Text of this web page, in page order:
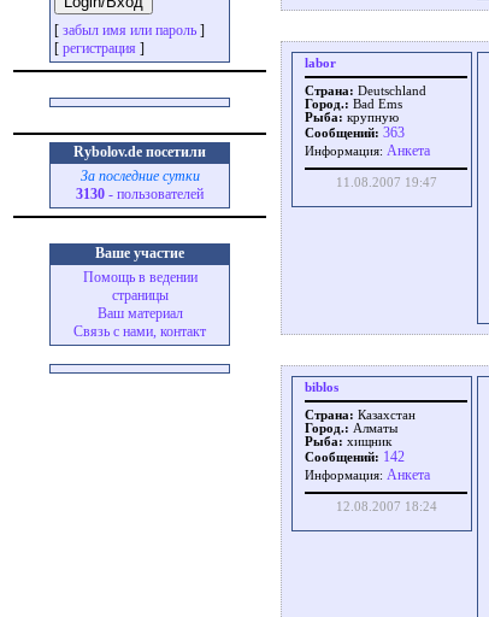
[ забыл имя или пароль ]
[ регистрация ]
Rybolov.de посетили
За последние сутки
3130 - пользователей
Ваше участие
Помощь в ведении
страницы
Ваш материал
Связь с нами, контакт
labor
Страна: Deutschland
Город.: Bad Ems
Рыба: крупную
Сообщений: 363
Информация: Aнкета
11.08.2007 19:47
biblos
Страна: Казахстан
Город.: Алматы
Рыба: хищник
Сообщений: 142
Информация: Aнкета
12.08.2007 18:24